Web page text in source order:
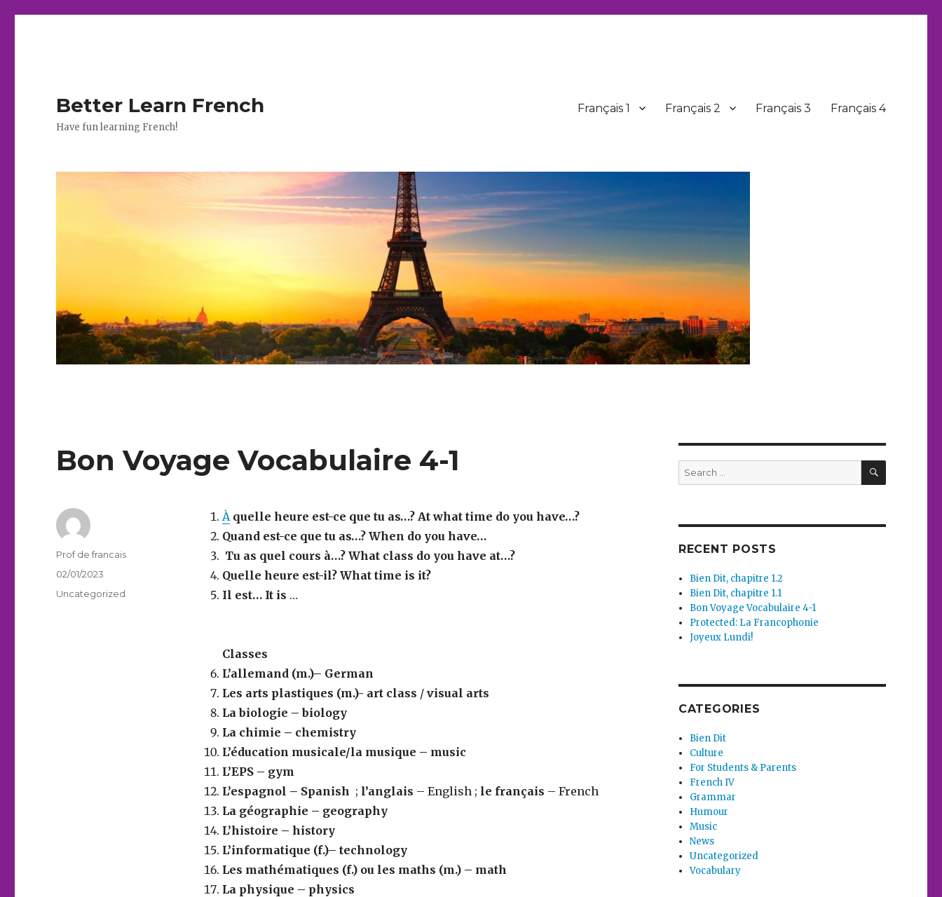
Better Learn French
Have fun learning French!
Français 1 Français 2 Français 3 Français 4
Bon Voyage Vocabulaire 4-1
À quelle heure est-ce que tu as…? At what time do you have…?
Quand est-ce que tu as…?When do you have…
Tu as quel cours à…? What class do you have at…?
Quelle heure est-il?What time is it?
Il est… It is …
Classes
L’allemand (m.)– German
Les arts plastiques (m.)- art class / visual arts
La biologie – biology
La chimie – chemistry
L’éducation musicale/la musique – music
L’EPS– gym
L’espagnol – Spanish ; l’anglais – English ; le français – French
La géographie – geography
L’histoire – history
L’informatique (f.)– technology
Les mathématiques (f.) ou les maths (m.) – math
La physique – physics
Author
Prof de francais
Posted
02/01/2023
Categories
Uncategorized
Search
for:
SEARCH
RECENT POSTS
Bien Dit, chapitre 1.2
Bien Dit, chapitre 1.1
Bon Voyage Vocabulaire 4-1
Protected: La Francophonie
Joyeux Lundi!
CATEGORIES
Bien Dit
Culture
For Students & Parents
French IV
Grammar
Humour
Music
News
Uncategorized
Vocabulary